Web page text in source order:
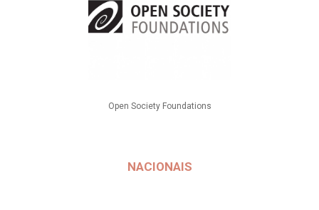
Open Society Foundations
NACIONAIS